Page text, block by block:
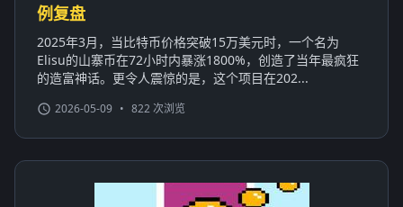
例复盘
2025年3月，当比特币价格突破15万美元时，一个名为
Elisu的山寨币在72小时内暴涨1800%，创造了当年最疯狂
的造富神话。更令人震惊的是，这个项目在202...
2026-05-09 • 822 次浏览